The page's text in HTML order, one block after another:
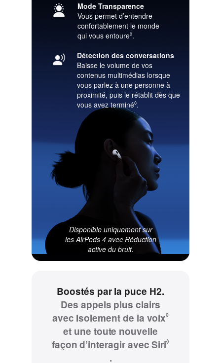
Mode Transparence
Vous permet d’entendre
confortablement le monde
qui vous entoure◊.
Détection des conversations
Baisse le volume de vos
contenus multimédias lorsque
vous parlez à une personne à
proximité, puis le rétablit dès que
vous avez terminé◊Renvoi aux mentions
.
Disponible uniquement sur
les AirPods 4 avec Réduction
active du bruit.
Boostés par la puce H2.
Des appels plus clairs
avec Isolement de la voix◊
mentions
et une toute nouvelle
façon d’interagir avec Siri◊
Renvoi
.